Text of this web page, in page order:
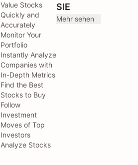
Value Stocks
Quickly and
Accurately
Monitor Your
Portfolio
Instantly Analyze
Companies with
In-Depth Metrics
Find the Best
Stocks to Buy
Follow
Investment
Moves of Top
Investors
Analyze Stocks
SIE
Mehr sehen